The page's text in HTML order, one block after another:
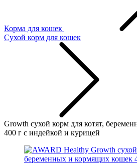
Корма для кошек
Сухой корм для кошек
Growth сухой корм для котят,
400 г с индейкой и курицей